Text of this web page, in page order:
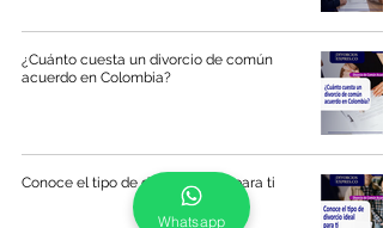
¿Cuánto cuesta un divorcio de común
acuerdo en Colombia?
Conoce el tipo de divorcio ideal para ti
Whatsapp